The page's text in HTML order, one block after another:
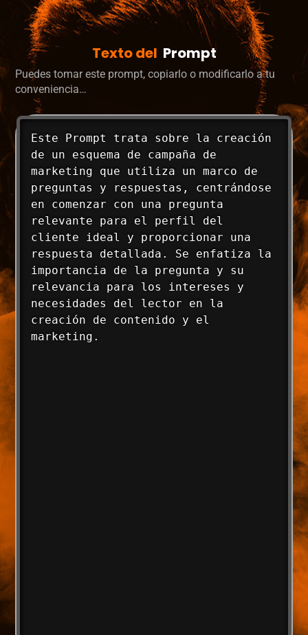
Texto del Prompt
Puedes tomar este prompt, copiarlo o modificarlo a tu
conveniencia…
Este Prompt trata sobre la creación
de un esquema de campaña de
marketing que utiliza un marco de
preguntas y respuestas, centrándose
en comenzar con una pregunta
relevante para el perfil del
cliente ideal y proporcionar una
respuesta detallada. Se enfatiza la
importancia de la pregunta y su
relevancia para los intereses y
necesidades del lector en la
creación de contenido y el
marketing.